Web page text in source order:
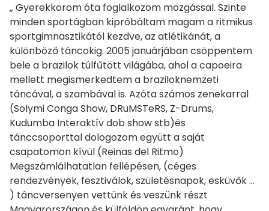
„ Gyerekkorom óta foglalkozom mozgással. Szinte
minden sportágban kipróbáltam magam a ritmikus
sportgimnasztikától kezdve, az atlétikánát, a
különböző táncokig. 2005 januárjában csöppentem
bele a brazilok túlfűtött világába, ahol a capoeira
mellett megismerkedtem a braziloknemzeti
táncával, a szambával is. Azóta számos zenekarral
(Solymi Conga Show, DRuMSTeRS, Z-Drums,
Kudumba Interaktív dob show stb)és
tánccsoporttal dologozom együtt a saját
csapatomon kívül (Reinas del Ritmo)
Megszámlálhatatlan fellépésen, (céges
rendezvények, fesztiválok, születésnapok, esküvők ...
) táncversenyen vettünk és veszünk részt